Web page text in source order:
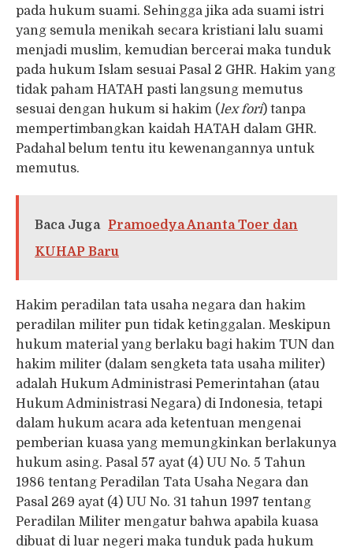
pada hukum suami. Sehingga jika ada suami istri
yang semula menikah secara kristiani lalu suami
menjadi muslim, kemudian bercerai maka tunduk
pada hukum Islam sesuai Pasal 2 GHR. Hakim yang
tidak paham HATAH pasti langsung memutus
sesuai dengan hukum si hakim (lex fori) tanpa
mempertimbangkan kaidah HATAH dalam GHR.
Padahal belum tentu itu kewenangannya untuk
memutus.
Baca Juga
Pramoedya Ananta Toer dan
KUHAP Baru
Hakim peradilan tata usaha negara dan hakim
peradilan militer pun tidak ketinggalan. Meskipun
hukum material yang berlaku bagi hakim TUN dan
hakim militer (dalam sengketa tata usaha militer)
adalah Hukum Administrasi Pemerintahan (atau
Hukum Administrasi Negara) di Indonesia, tetapi
dalam hukum acara ada ketentuan mengenai
pemberian kuasa yang memungkinkan berlakunya
hukum asing. Pasal 57 ayat (4) UU No. 5 Tahun
1986 tentang Peradilan Tata Usaha Negara dan
Pasal 269 ayat (4) UU No. 31 tahun 1997 tentang
Peradilan Militer mengatur bahwa apabila kuasa
dibuat di luar negeri maka tunduk pada hukum